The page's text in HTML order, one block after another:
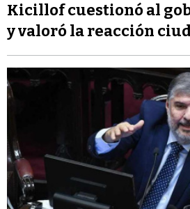
Kicillof cuestionó al
y valoró la reacción